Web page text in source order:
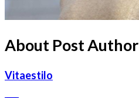
About Post Author
Vitaestilo